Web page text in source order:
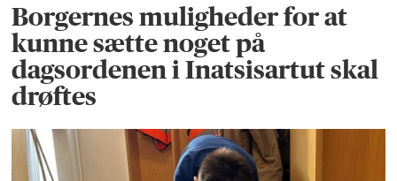
Borgernes muligheder for at
kunne sætte noget på
dagsordenen i Inatsisartut skal
drøftes